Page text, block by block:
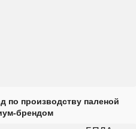
по производству паленой
брендом